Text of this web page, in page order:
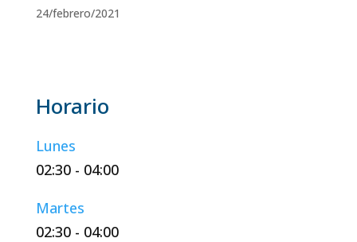
24/febrero/2021
Lunes
02:30- 04:00
Martes
02:30- 04:00